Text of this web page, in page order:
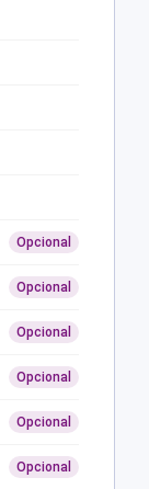
Opcional
Opcional
Opcional
Opcional
Opcional
Opcional